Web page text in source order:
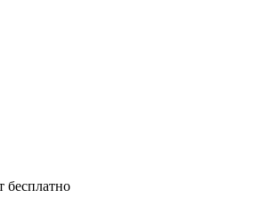
бесплатно